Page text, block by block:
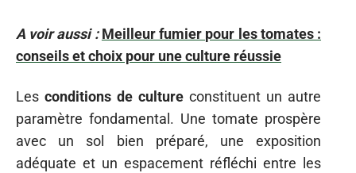
A voir aussi : Meilleur fumier pour les tomates :
conseils et choix pour une culture réussie
Les conditions de culture constituent un autre
paramètre fondamental. Une tomate prospère
avec un sol bien préparé, une exposition
adéquate et un espacement réfléchi entre les